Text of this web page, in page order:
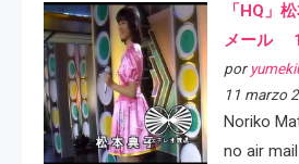
「HQ」
メール
por
11 marzo
Noriko
no air mail